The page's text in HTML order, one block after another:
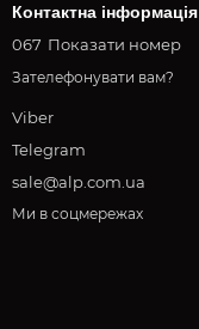
Контактна інформація
067 Показати номер
Зателефонувати вам?
Viber
Telegram
sale@alp.com.ua
Ми в соцмережах